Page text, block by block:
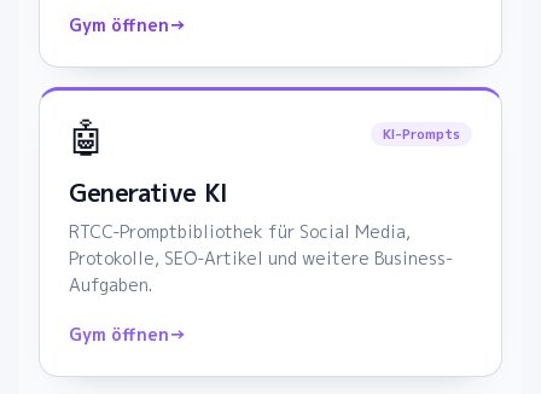
Gym öffnen→
🤖 KI-Prompts
Generative KI
RTCC-Promptbibliothek für Social Media,
Protokolle, SEO-Artikel und weitere Business-
Aufgaben.
Gym öffnen→